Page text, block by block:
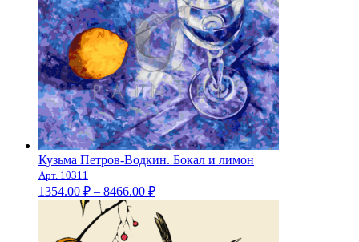
8672.00 ₽
Кузьма Петров-Водкин. Бокал и лимон
Арт. 10311
1354.00 ₽ – 8466.00 ₽Диапазон
цен:
1354.00 ₽
–